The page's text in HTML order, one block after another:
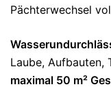
Pächterwechsel
Laube, Aufbauten,
maximal 50 m²